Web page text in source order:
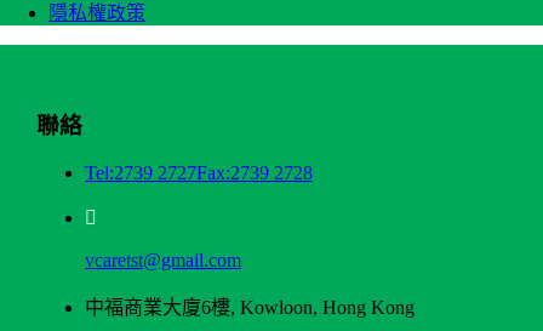
隱私權政策
聯絡
Tel:2739 2727Fax:2739 2728
vcaretst@gmail.com
中福商業大廈6樓, Kowloon, Hong Kong